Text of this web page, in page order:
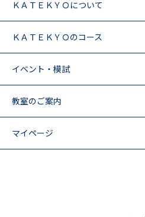
ＫＡＴＥＫＹＯについて
ＫＡＴＥＫＹＯのコース
イベント・模試
教室のご案内
マイページ